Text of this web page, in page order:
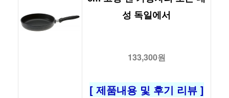
성 독일에서
133,300원
[ 제품내용 및 후기 리뷰 ]